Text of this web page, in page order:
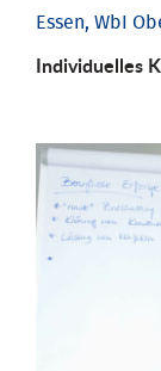
Essen, WbI
Individu­elles